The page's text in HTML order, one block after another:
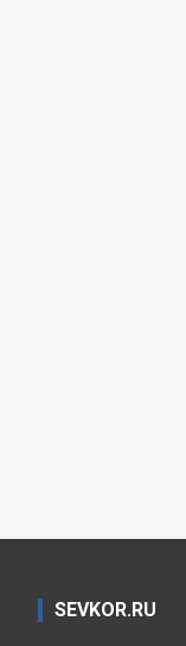
SEVKOR.RU